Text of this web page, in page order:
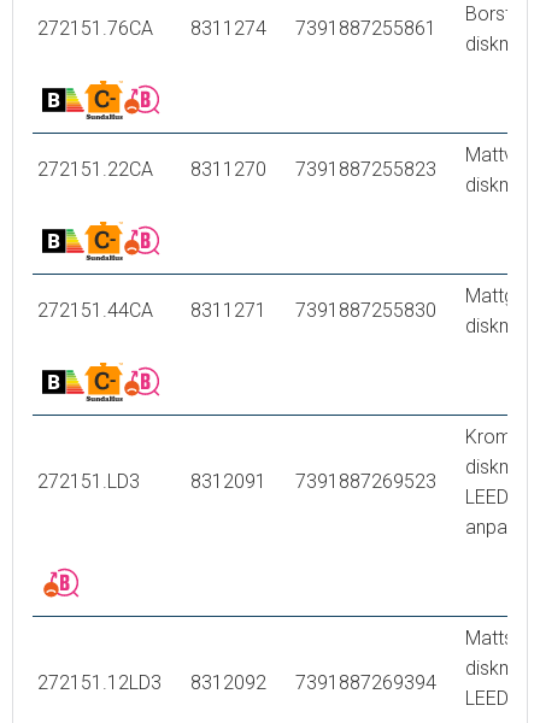
272151.76CA 8311274 7391887255861
Borstad
272151.22CA 8311270 7391887255823
Mattvit,
272151.44CA 8311271 7391887255830
272151.LD3 8312091 7391887269523
Krom,
LEED/
272151.12LD3 8312092 7391887269394
LEED/